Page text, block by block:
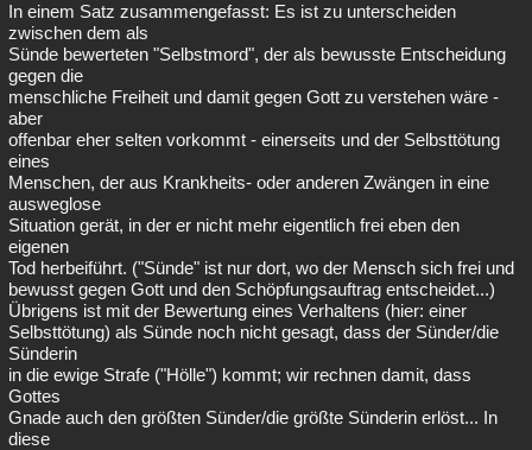
In einem Satz zusammengefasst: Es ist zu unterscheiden
zwischen dem als
Sünde bewerteten "Selbstmord", der als bewusste Entscheidung
gegen die
menschliche Freiheit und damit gegen Gott zu verstehen wäre -
aber
offenbar eher selten vorkommt - einerseits und der Selbsttötung
eines
Menschen, der aus Krankheits- oder anderen Zwängen in eine
ausweglose
Situation gerät, in der er nicht mehr eigentlich frei eben den
eigenen
Tod herbeiführt. ("Sünde" ist nur dort, wo der Mensch sich frei und
bewusst gegen Gott und den Schöpfungsauftrag entscheidet...)
Übrigens ist mit der Bewertung eines Verhaltens (hier: einer
Selbsttötung) als Sünde noch nicht gesagt, dass der Sünder/die
Sünderin
in die ewige Strafe ("Hölle") kommt; wir rechnen damit, dass
Gottes
Gnade auch den größten Sünder/die größte Sünderin erlöst... In
diese